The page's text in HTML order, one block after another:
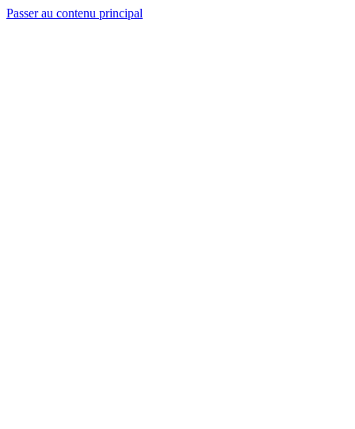
Passer au contenu principal